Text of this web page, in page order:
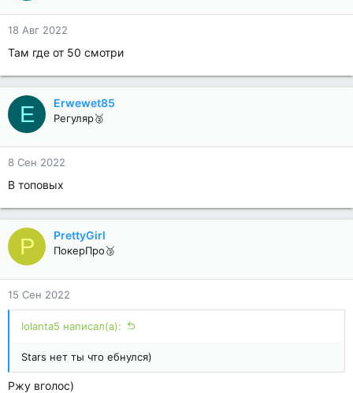
18 Авг 2022
Там где от 50 смотри
E Erwewet85
Регуляр🥈
8 Сен 2022
В топовых
P PrettyGirl
ПокерПро🥉
15 Сен 2022
Iolanta5 написал(а):
Stars нет ты что ебнулся)
Ржу вголос)